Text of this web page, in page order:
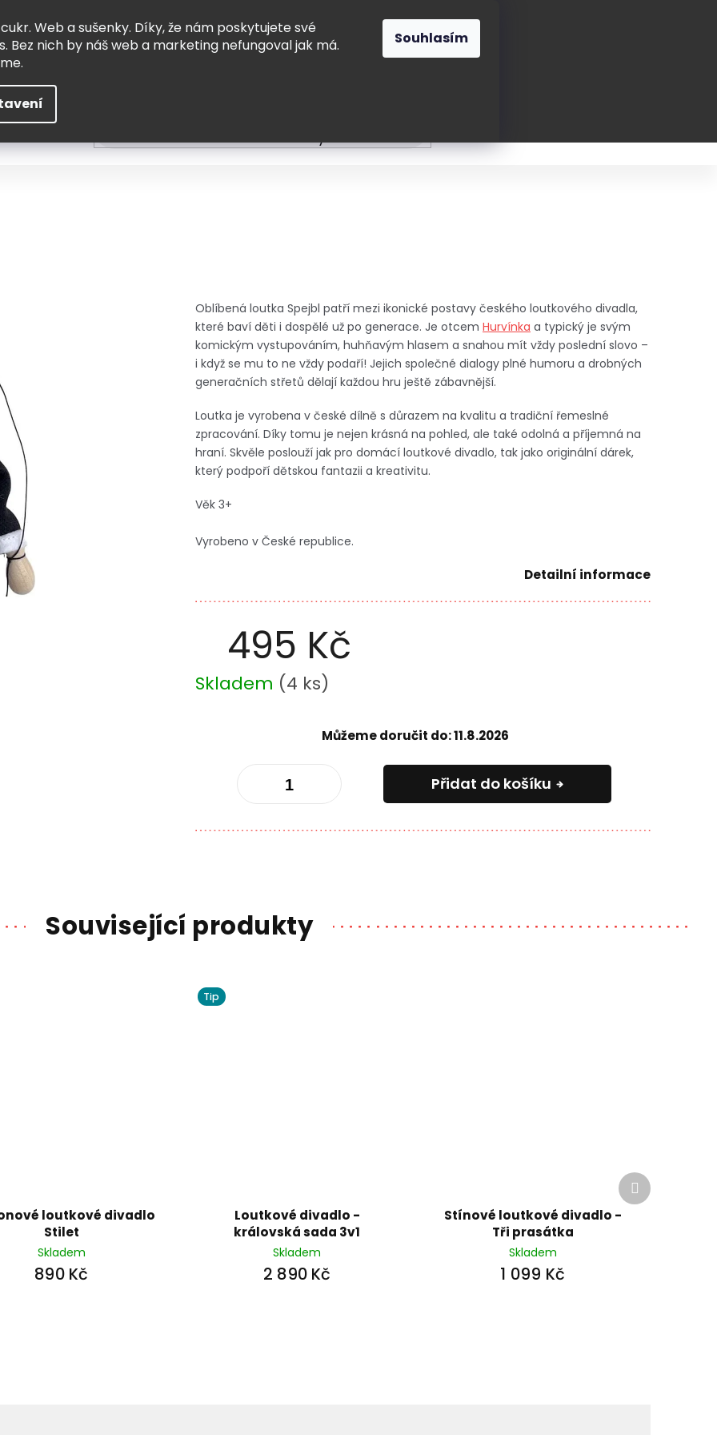
Web a sušenky. Díky, že nám poskytujete své
Bez nich by náš web a marketing nefungoval jak má.
Souhlasím
495 Kč
Měrná
cena:
Skladem (4 ks)
Můžeme doručit do:11.8.2026
Přidat do košíku
Oblíbená loutka Spejbl patří mezi ikonické postavy českého loutkového divadla,
které baví děti i dospělé už po generace. Je otcem Hurvínka a typický je svým
komickým vystupováním, huhňavým hlasem a snahou mít vždy poslední slovo –
i když se mu to ne vždy podaří! Jejich společné dialogy plné humoru a drobných
generačních střetů dělají každou hru ještě zábavnější.
Loutka je vyrobena v české dílně s důrazem na kvalitu a tradiční řemeslné
zpracování. Díky tomu je nejen krásná na pohled, ale také odolná a příjemná na
hraní. Skvěle poslouží jak pro domácí loutkové divadlo, tak jako originální dárek,
který podpoří dětskou fantazii a kreativitu.
Věk 3+
Vyrobeno v České republice.
Detailní informace
Související produkty
loutkové divadlo
Stilet
Skladem
890 Kč
Tip
Loutkové divadlo -
královská sada 3v1
Skladem
2 890 Kč
Stínové loutkové divadlo -
Tři prasátka
Skladem
1 099 Kč
Další
produkt